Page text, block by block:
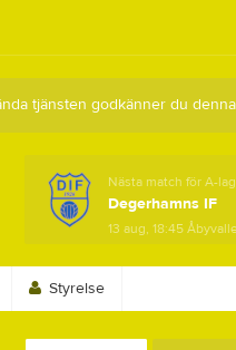
tjänsten godkänner du
Nästa match för A-
Degerhamns IF
13 aug, 18:45
Styrelse